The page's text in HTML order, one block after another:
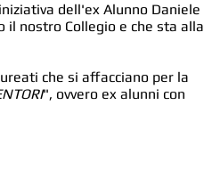
dell'ex Alunno Daniele
il nostro Collegio e che sta alla
che si affacciano per la
", ovvero ex alunni con